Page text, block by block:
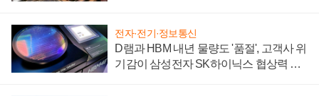
전자·전기·정보통신
D램과 HBM 내년 물량도 '품절', 고객사 위
기감이 삼성전자 SK하이닉스 협상력 더